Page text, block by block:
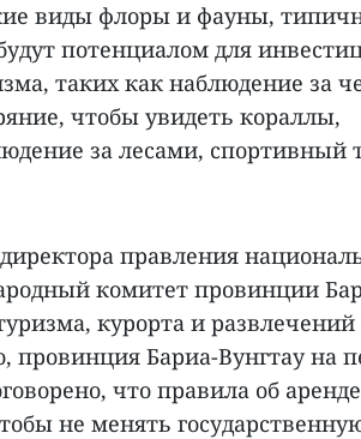
виды флоры и фауны,
потенциалом для
таких как наблюдение за
чтобы увидеть кораллы,
за лесами, спортивный
правления
комитет провинции
курорта и развлечений
провинция Бариа-Вунгтау на
что правила об
не менять